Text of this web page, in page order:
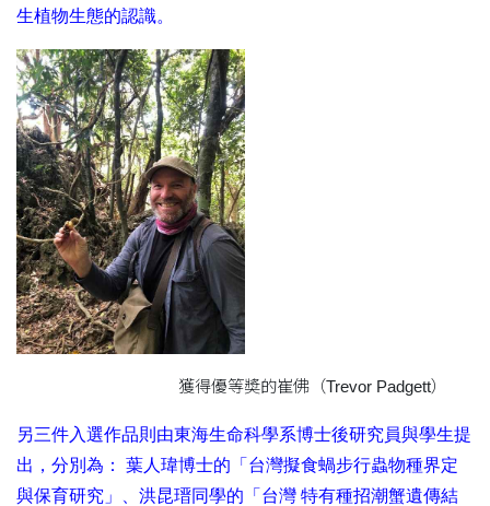
生植物生態的認識。
獲得優等奬的崔佛（Trevor Padgett）
另三件入選作品則由東海生命科學系博士後研究員與學生提
出，分別為： 葉人瑋博士的「台灣擬食蝸步行蟲物種界定
與保育研究」、洪昆瑨同學的「台灣 特有種招潮蟹遺傳結